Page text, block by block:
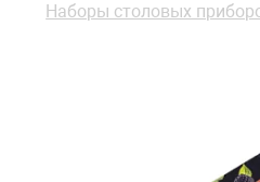
Наборы столовых